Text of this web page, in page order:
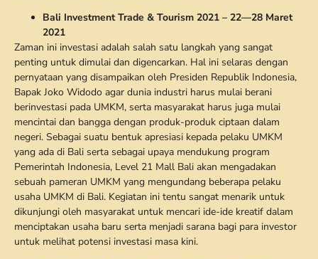
Bali Investment Trade & Tourism 2021 – 22—28 Maret
2021
Zaman ini investasi adalah salah satu langkah yang sangat
penting untuk dimulai dan digencarkan. Hal ini selaras dengan
pernyataan yang disampaikan oleh Presiden Republik Indonesia,
Bapak Joko Widodo agar dunia industri harus mulai berani
berinvestasi pada UMKM, serta masyarakat harus juga mulai
mencintai dan bangga dengan produk-produk ciptaan dalam
negeri. Sebagai suatu bentuk apresiasi kepada pelaku UMKM
yang ada di Bali serta sebagai upaya mendukung program
Pemerintah Indonesia, Level 21 Mall Bali akan mengadakan
sebuah pameran UMKM yang mengundang beberapa pelaku
usaha UMKM di Bali. Kegiatan ini tentu sangat menarik untuk
dikunjungi oleh masyarakat untuk mencari ide-ide kreatif dalam
menciptakan usaha baru serta menjadi sarana bagi para investor
untuk melihat potensi investasi masa kini.